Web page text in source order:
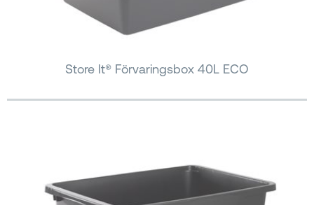
Store It® Förvaringsbox 40L ECO